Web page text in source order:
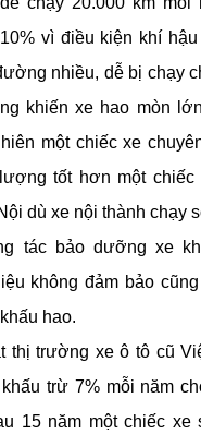
vì điều kiện khí
nhiều, dễ bị chạy
khiến xe hao mòn
một chiếc xe
tốt hơn một chiếc
dù xe nội thành chạy
tác bảo dưỡng xe
không đảm bảo
hao.
thị trường xe ô tô cũ
trừ 7% mỗi năm
15 năm một chiếc xe